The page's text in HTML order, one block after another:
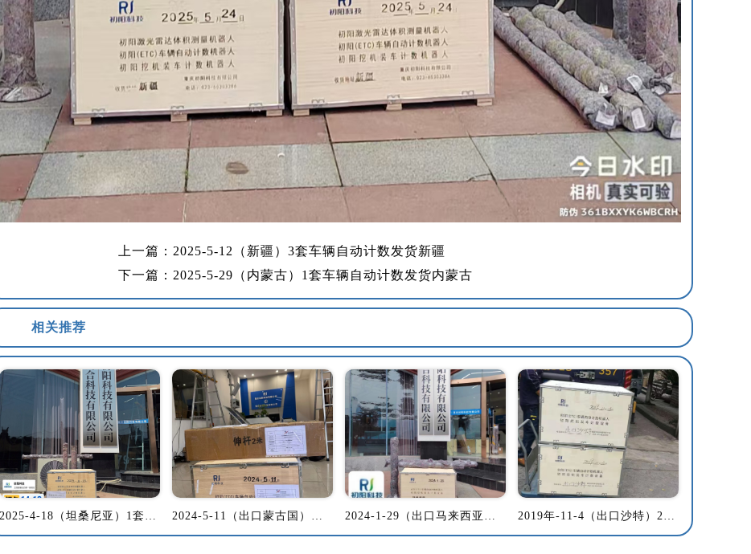
上一篇：2025-5-12（新疆）3套车辆自动计数发货新疆
下一篇：2025-5-29（内蒙古）1套车辆自动计数发货内蒙古
相关推荐
2025-4-18（坦桑尼亚）1套车辆自动计数设备发货坦桑尼亚 2024-5-11（出口蒙古国）车辆自动计数机器人出口蒙古国 2024-1-29（出口马来西亚）1套ETC车辆自动计数机器人发货马来西亚 2019年-11-4（出口沙特）2套ETC车辆自动计数机器人发货沙特